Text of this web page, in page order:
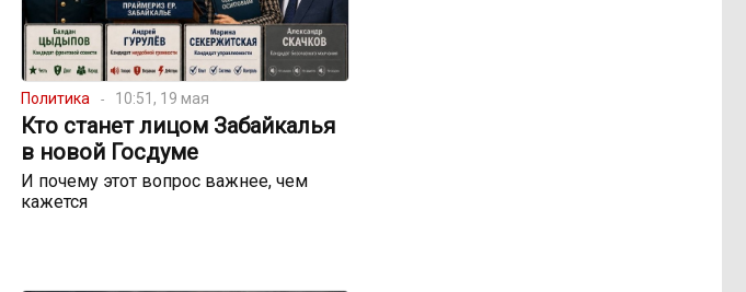
Политика 10:51, 19 мая
Кто станет лицом Забайкалья
в новой Госдуме
И почему этот вопрос важнее, чем
кажется